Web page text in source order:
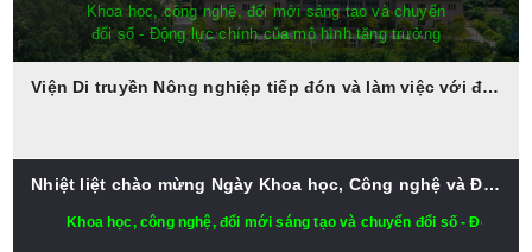
Khóa đào tạo quốc tế “Chọn giống nhanh”
National Training Course on “Speed
Viện Di truyền Nông nghiệp tiếp đón và làm việc với đoàn công tác Viện Nghiên cứu Nông Lâm nghiệp Quốc gia Lào (NAFRI)
Nhiệt liệt chào mừng Ngày Khoa học, Công nghệ và Đổi mới sáng tạo Việt Nam 18/5
Khoa học, công nghệ, đổi mới sáng tạo và chuyển đổi số - Động